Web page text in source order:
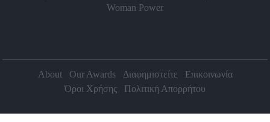
Woman Power
About Our Awards Διαφημιστείτε
Επικοινωνία
Όροι Χρήσης
Πολιτική Απορρήτου